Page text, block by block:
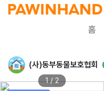
홈
(사)동부동물보호협회
1 / 2